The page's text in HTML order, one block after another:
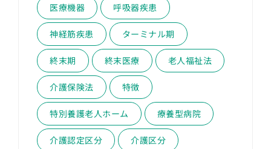
医療機器 呼吸器疾患
神経筋疾患 ターミナル期
終末期 終末医療 老人福祉法
介護保険法 特徴
特別養護老人ホーム 療養型病院
介護認定区分 介護区分